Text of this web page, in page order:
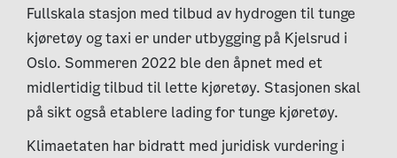
Fullskala stasjon med tilbud av hydrogen til tunge
kjøretøy og taxi er under utbygging på Kjelsrud i
Oslo. Sommeren 2022 ble den åpnet med et
midlertidig tilbud til lette kjøretøy. Stasjonen skal
på sikt også etablere lading for tunge kjøretøy.
Klimaetaten har bidratt med juridisk vurdering i